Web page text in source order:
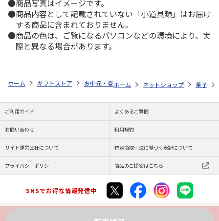
商品写真はイメージです。
商品内容として記載されていない「小道具類」はお届け
する商品に含まれておりません。
商品の色は、ご覧になるパソコンなどの環境により、実
際と異なる場合があります。
ホーム ギフトストア お中元・夏ギフト特集 2026 ゆうゆうギフト
ホーム ネットショップ 菓子
ご利用ガイド よくあるご質問
お問い合わせ 利用規約
サイト運営会社について 特定商取引法に基づく表記について
プライバシーポリシー 商品のご提案はこちら
SNSでお得な情報発信中